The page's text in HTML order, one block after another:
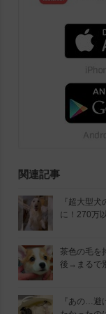
関連記事
『超大型
に！270万
茶色の毛を
後→まるで
『あの…避